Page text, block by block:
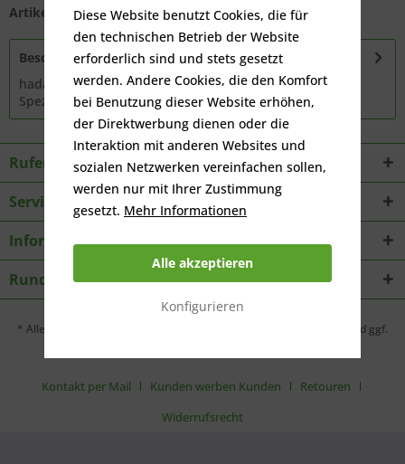
Artikel-Nr.: GP25060
Beschreibung
hadaflex TB 1800 ist ein 2-komponentiges
Spezialbindemittel für die Herstellung von...mehr
Rufen Sie an
Service
Informationen
Rundbriefe
* Alle Preise inkl. gesetzl. Mehrwertsteuer zzgl.
und ggf.
Kontakt per Mail Kunden werben Kunden
Retouren
Widerrufsrecht
Diese Website benutzt Cookies, die für
den technischen Betrieb der Website
erforderlich sind und stets gesetzt
werden. Andere Cookies, die den Komfort
bei Benutzung dieser Website erhöhen,
der Direktwerbung dienen oder die
Interaktion mit anderen Websites und
sozialen Netzwerken vereinfachen sollen,
werden nur mit Ihrer Zustimmung
gesetzt. Mehr Informationen
Alle akzeptieren
Konfigurieren